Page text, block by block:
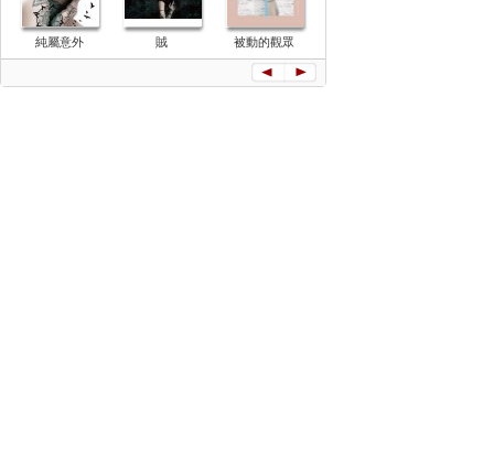
純屬意外 賊 被動的觀眾